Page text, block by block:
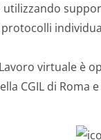
virtuale è
CGIL di Roma